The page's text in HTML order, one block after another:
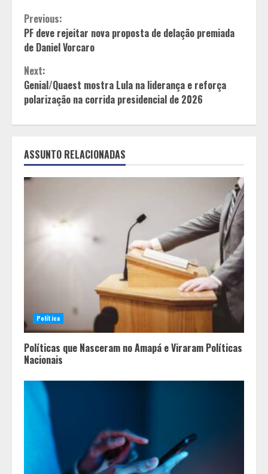
Continue
Reading
Previous:
PF deve rejeitar nova proposta de delação premiada
de Daniel Vorcaro
Next:
Genial/Quaest mostra Lula na liderança e reforça
polarização na corrida presidencial de 2026
ASSUNTO RELACIONADAS
Política
Políticas que Nasceram no Amapá e Viraram Políticas
Nacionais